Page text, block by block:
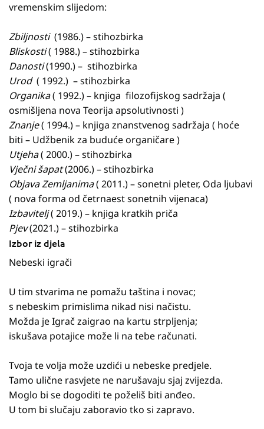
vremenskim slijedom:
Zbiljnosti (1986.) – stihozbirka
Bliskosti( 1988.) – stihozbirka
Danosti(1990.) – stihozbirka
Urod( 1992.) – stihozbirka
Organika( 1992.) – knjiga filozofijskog sadržaja (
osmišljena nova Teorija apsolutivnosti )
Znanje( 1994.) – knjiga znanstvenog sadržaja ( hoće
biti – Udžbenik za buduće organičare )
Utjeha( 2000.) – stihozbirka
Vječni šapat(2006.) – stihozbirka
Objava Zemljanima( 2011.) – sonetni pleter, Oda ljubavi
( nova forma od četrnaest sonetnih vijenaca)
Izbavitelj( 2019.) – knjiga kratkih priča
Pjev(2021.) – stihozbirka
Izbor iz djela
Nebeski igrači
U tim stvarima ne pomažu taština i novac;
s nebeskim primislima nikad nisi načistu.
Možda je Igrač zaigrao na kartu strpljenja;
iskušava potajice može li na tebe računati.
Tvoja te volja može uzdići u nebeske predjele.
Tamo ulične rasvjete ne narušavaju sjaj zvijezda.
Moglo bi se dogoditi te poželiš biti anđeo.
U tom bi slučaju zaboravio tko si zapravo.